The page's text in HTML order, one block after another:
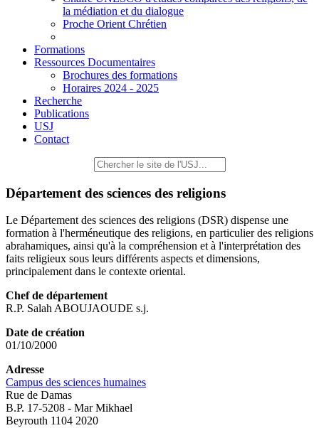
la médiation et du dialogue
Proche Orient Chrétien
Formations
Ressources Documentaires
Brochures des formations
Horaires 2024 - 2025
Recherche
Publications
USJ
Contact
Département des sciences des religions
Le Département des sciences des religions (DSR) dispense une
formation à l'herméneutique des religions, en particulier des religions
abrahamiques, ainsi qu'à la compréhension et à l'interprétation des
faits religieux sous leurs différents aspects et dimensions,
principalement dans le contexte oriental.
Chef de département
R.P. Salah ABOUJAOUDE s.j.
Date de création
01/10/2000
Adresse
Campus des sciences humaines
Rue de Damas
B.P. 17-5208 - Mar Mikhael
Beyrouth 1104 2020